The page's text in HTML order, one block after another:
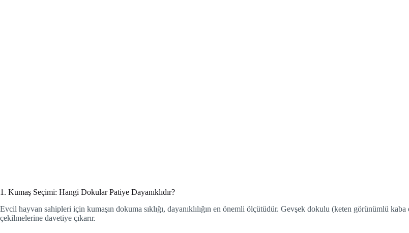
1. Kumaş Seçimi: Hangi Dokular Patiye Dayanıklıdır?
Evcil hayvan sahipleri için kumaşın dokuma sıklığı, dayanıklılığın en önemli ölçütüdür. Gevşek dokulu (keten görünümlü
çekilmelerine davetiye çıkarır.